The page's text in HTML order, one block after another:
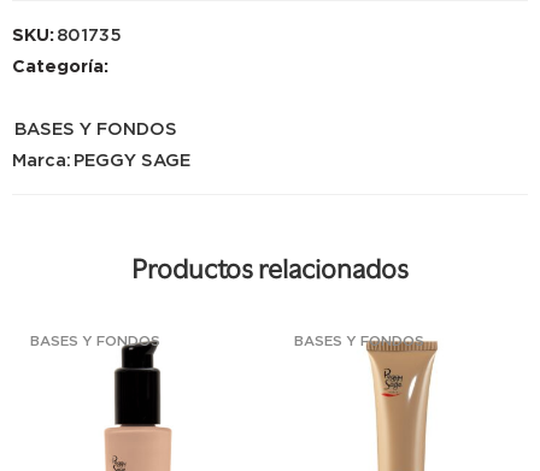
SKU:801735
Categoría:
BASES Y FONDOS
Marca: PEGGY SAGE
Productos relacionados
BASES Y FONDOS BASES Y FONDOS